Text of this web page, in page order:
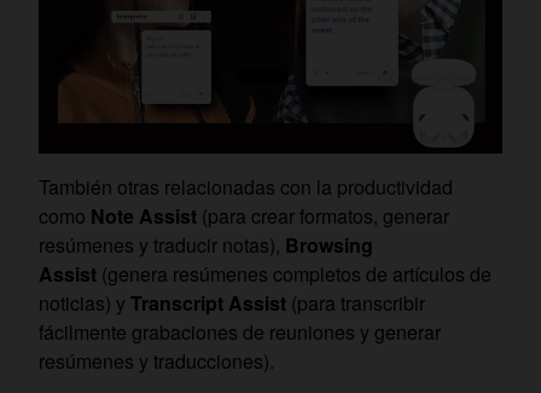
También otras relacionadas con la productividad
como Note Assist (para crear formatos, generar
resúmenes y traducir notas), Browsing
Assist (genera resúmenes completos de artículos de
noticias) y Transcript Assist (para transcribir
fácilmente grabaciones de reuniones y generar
resúmenes y traducciones).